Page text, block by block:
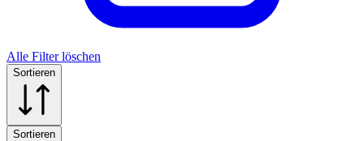
Alle Filter löschen
Sortieren
Sortieren